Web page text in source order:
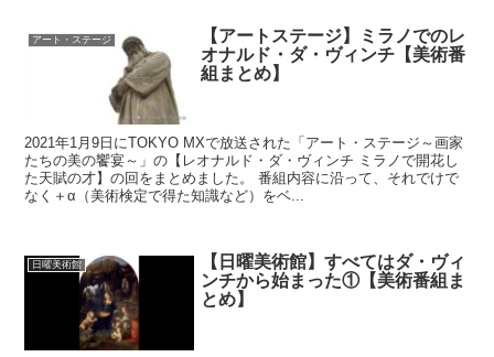
アート・ステージ
【アートステージ】ミラノでのレ
オナルド・ダ・ヴィンチ【美術番
組まとめ】
2021年1月9日にTOKYO MXで放送された「アート・ステージ～画家
たちの美の饗宴～」の【レオナルド・ダ・ヴィンチ ミラノで開花し
た天賦の才】の回をまとめました。 番組内容に沿って、それでけで
なく＋α（美術検定で得た知識など）をベ...
日曜美術館
【日曜美術館】すべてはダ・ヴィ
ンチから始まった①【美術番組ま
とめ】